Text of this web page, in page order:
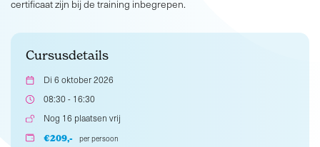
certificaat zijn bij de training inbegrepen.
Cursusdetails
Di 6 oktober 2026
08:30 - 16:30
Nog 16 plaatsen vrij
€209,-
per persoon